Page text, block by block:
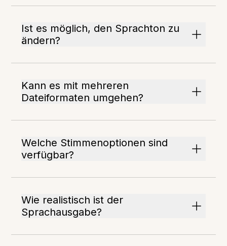
Ist es möglich, den Sprachton zu
ändern?
Kann es mit mehreren
Dateiformaten umgehen?
Welche Stimmenoptionen sind
verfügbar?
Wie realistisch ist der
Sprachausgabe?